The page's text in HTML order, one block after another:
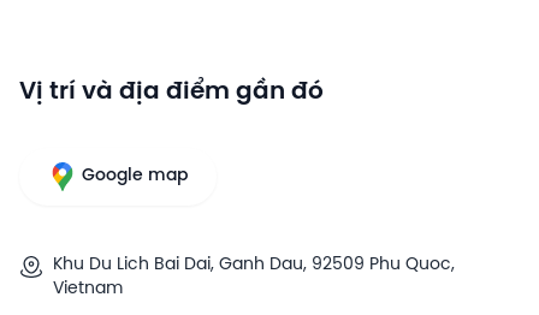
Vị trí và địa điểm gần đó
Google map
Khu Du Lich Bai Dai, Ganh Dau, 92509 Phu Quoc,
Vietnam